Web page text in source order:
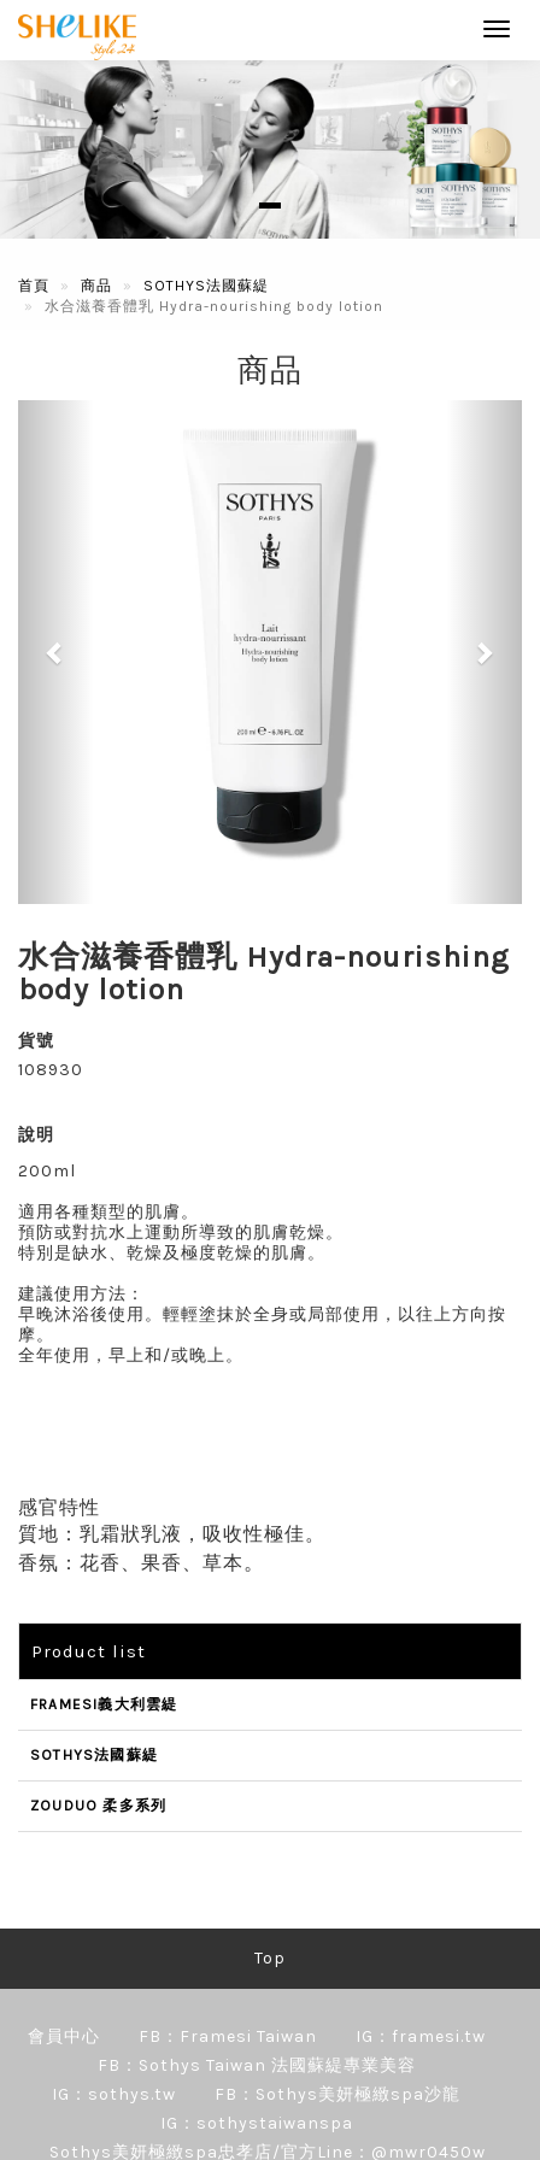
首頁 商品
SOTHYS法國蘇緹
水合滋養香體乳 Hydra-nourishing body lotion
商品
水合滋養香體乳 Hydra-nourishing
body lotion
貨號
108930
說明
200ml
適用各種類型的肌膚。
預防或對抗水上運動所導致的肌膚乾燥。
特別是缺水、乾燥及極度乾燥的肌膚。
建議使用方法：
早晚沐浴後使用。輕輕塗抹於全身或局部使用，以往上方向按
摩。
全年使用，早上和/或晚上。
感官特性
質地：乳霜狀乳液，吸收性極佳。
香氛： 花香、果香、草本。
Product list
FRAMESI義大利雲緹
SOTHYS法國蘇緹
ZOUDUO 柔多系列
Top
會員中心 FB：Framesi Taiwan
IG：framesi.tw
FB：Sothys Taiwan 法國蘇緹專業美容
IG：sothys.tw
FB：Sothys美妍極緻spa沙龍
IG：sothystaiwanspa
Sothys美妍極緻spa忠孝店/官方Line：@mwr0450w